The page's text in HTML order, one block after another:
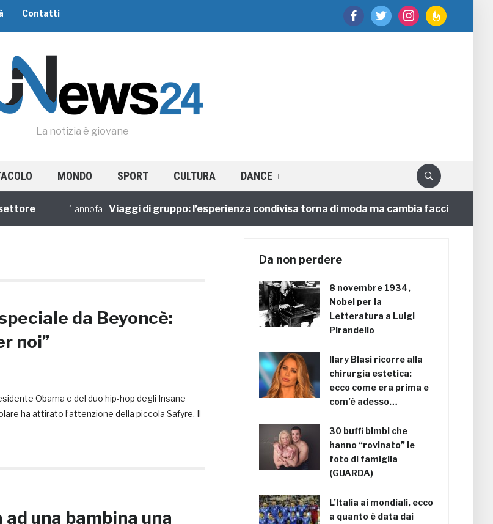
facebooktwitter instagramfeedburner
Contatti
La notizia è giovane
MONDO SPORT CULTURA DANCE
1 annofa Viaggi di gruppo: l’esperienza condivisa torna di moda ma cambia faccia
da Beyoncè:
noi”
Obama e del duo hip-hop degli Insane
ha attirato l’attenzione della piccola Safyre. Il
una bambina una
Da non perdere
8 novembre 1934,
Nobel per la
Letteratura a Luigi
Pirandello
Ilary Blasi ricorre alla
chirurgia estetica:
ecco come era prima e
com’è adesso…
30 buffi bimbi che
hanno “rovinato” le
foto di famiglia
(GUARDA)
L’Italia ai mondiali, ecco
a quanto è data dai